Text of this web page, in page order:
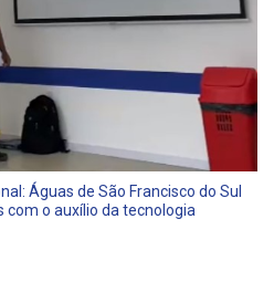
Águas de São Francisco do Sul
com o auxílio da tecnologia